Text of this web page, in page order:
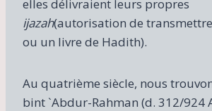
elles délivraient leurs propres
ijazah(autorisation de
ou un livre de Hadith).
Au quatrième siècle, nous
bint `Abdur-Rahman (d. 312/924